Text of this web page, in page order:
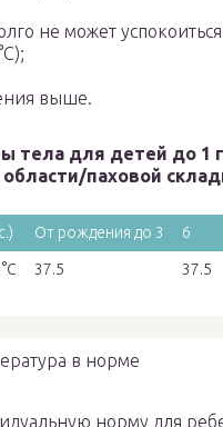
не может
выше.
тела для детей до 1
паховой
От рождения до 3 6
37.5 37.5
в норме
норму для